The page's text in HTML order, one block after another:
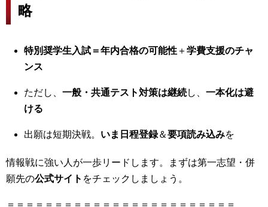
略
特別奨学生入試＝年内合格の可能性＋学費支援のチャ
ンス
ただし、 一般・共通テスト対策は継続し、 一本化は避
ける
出願は短期決戦。 いま日程登録＆要項読み込みを
情報戦に強い人が一歩リードします。まずは第一志望・併
願先の公式サイト をチェックしましょう。
＝＝＝＝＝＝＝＝＝＝＝＝＝＝＝＝＝＝＝＝＝＝＝＝